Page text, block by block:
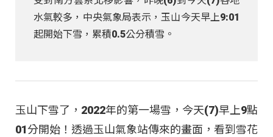
水氣較多，中央氣象局表示，玉山今天早上9:01
起開始下雪，累積0.5公分積雪。
玉山下雪了，2022年的第一場雪，今天(7)早上9點
01分開始！透過玉山氣象站傳來的畫面，看到雪花